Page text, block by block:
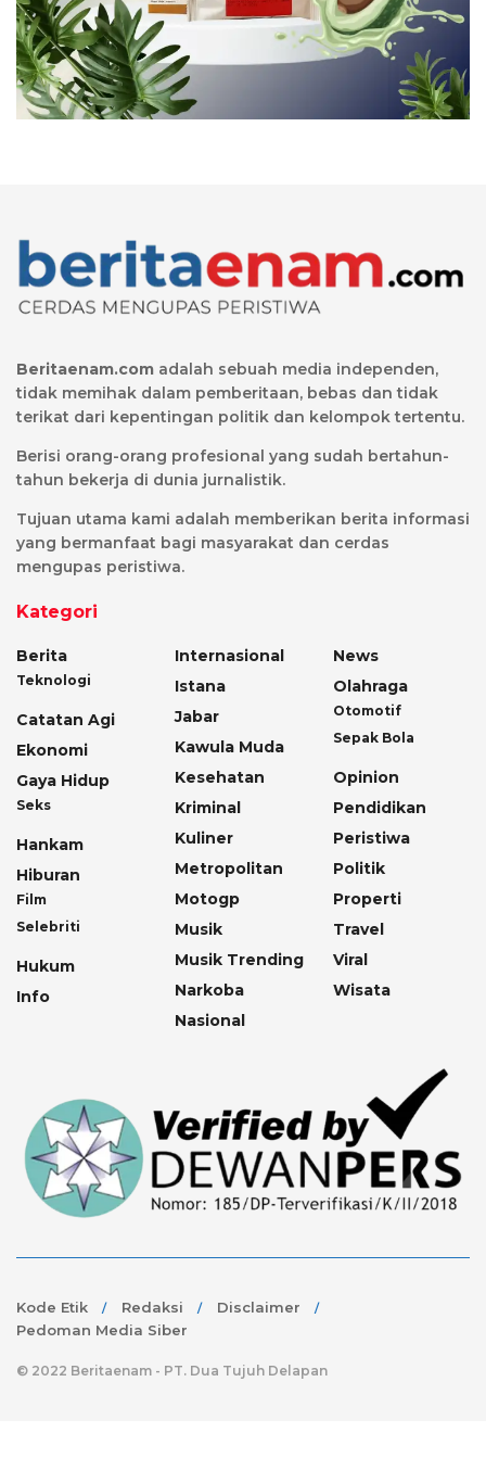
Beritaenam.com adalah sebuah media independen,
tidak memihak dalam pemberitaan, bebas dan tidak
terikat dari kepentingan politik dan kelompok tertentu.
Berisi orang-orang profesional yang sudah bertahun-
tahun bekerja di dunia jurnalistik.
Tujuan utama kami adalah memberikan berita informasi
yang bermanfaat bagi masyarakat dan cerdas
mengupas peristiwa.
Kategori
Berita
Teknologi
Catatan Agi
Ekonomi
Gaya Hidup
Seks
Hankam
Hiburan
Film
Selebriti
Hukum
Info
Internasional
Istana
Jabar
Kawula Muda
Kesehatan
Kriminal
Kuliner
Metropolitan
Motogp
Musik
Musik Trending
Narkoba
Nasional
News
Olahraga
Otomotif
Sepak Bola
Opinion
Pendidikan
Peristiwa
Politik
Properti
Travel
Viral
Wisata
Kode Etik Redaksi
Disclaimer
Pedoman Media Siber
© 2022 Beritaenam - PT. Dua Tujuh Delapan